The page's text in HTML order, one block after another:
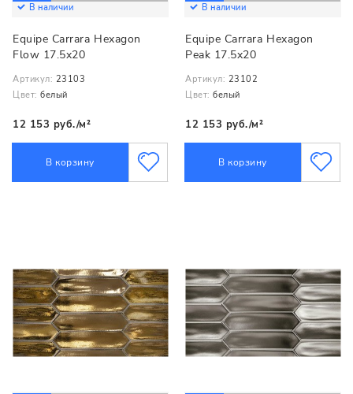
В наличии
Equipe Carrara Hexagon
Flow 17.5x20
Артикул: 23103
Цвет: белый
12 153 руб./м²
В корзину
В наличии
Equipe Carrara Hexagon
Peak 17.5x20
Артикул: 23102
Цвет: белый
12 153 руб./м²
В корзину